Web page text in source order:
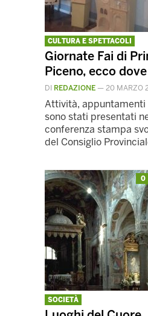
CULTURA E SPETTACOLI
Giornate Fai di
Piceno, ecco
DI REDAZIONE — 20 MARZO
Attività, appuntamenti
sono stati presentati
conferenza stampa
del Consiglio
0
SOCIETÀ